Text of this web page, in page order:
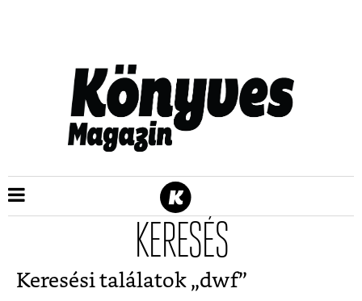
KERESÉS
Keresési találatok „dwf”